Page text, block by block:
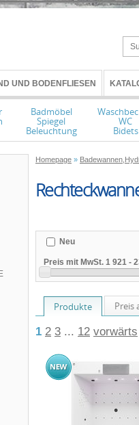
UND BODENFLIESEN
Badmöbel
Spiegel
Beleuchtung
WC
Bidets
Homepage »
Neu
Preis mit MwSt. 1 921 -
Produkte Preis
1 2 3 ... 12 vorwärts